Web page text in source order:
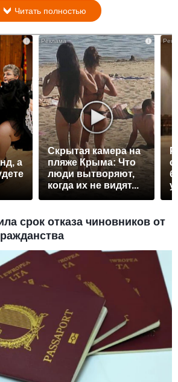
Читать полностью
а
i
Скрытая камера на
пляже Крыма: Что
люди вытворяют,
когда их не видят...
срок отказа чиновников от